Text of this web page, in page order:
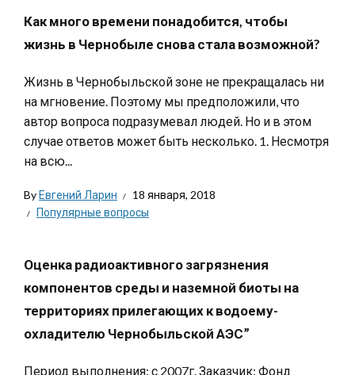
Как много времени понадобится, чтобы
жизнь в Чернобыле снова стала возможной?
Жизнь в Чернобыльской зоне не прекращалась ни
на мгновение. Поэтому мы предположили, что
автор вопроса подразумевал людей. Но и в этом
случае ответов может быть несколько. 1. Несмотря
на всю...
ByЕвгений Ларин
18 января, 2018
Популярные вопросы
Оценка радиоактивного загрязнения
компонентов среды и наземной биоты на
территориях прилегающих к водоему-
охладителю Чернобыльской АЭС”
Период выполнения: с 2007г. Заказчик: Фонд